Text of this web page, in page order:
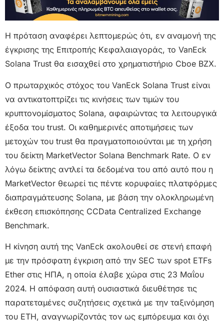
Η πρόταση αναφέρει λεπτομερώς ότι, εν αναμονή της
έγκρισης της Επιτροπής Κεφαλαιαγοράς, το VanEck
Solana Trust θα εισαχθεί στο χρηματιστήριο Cboe BZX.
Ο πρωταρχικός στόχος του VanEck Solana Trust είναι
να αντικατοπτρίζει τις κινήσεις των τιμών του
κρυπτονομίσματος Solana, αφαιρώντας τα λειτουργικά
έξοδα του trust. Οι καθημερινές αποτιμήσεις των
μετοχών του trust θα πραγματοποιούνται με τη χρήση
του δείκτη MarketVector Solana Benchmark Rate. Ο εν
λόγω δείκτης αντλεί τα δεδομένα του από αυτό που η
MarketVector θεωρεί τις πέντε κορυφαίες πλατφόρμες
διαπραγμάτευσης Solana, με βάση την ολοκληρωμένη
έκθεση επισκόπησης CCData Centralized Exchange
Benchmark.
Η κίνηση αυτή της VanEck ακολουθεί σε στενή επαφή
με την πρόσφατη έγκριση από την SEC των spot ETFs
Ether στις ΗΠΑ, η οποία έλαβε χώρα στις 23 Μαΐου
2024. Η απόφαση αυτή ουσιαστικά διευθέτησε τις
παρατεταμένες συζητήσεις σχετικά με την ταξινόμηση
του ETH, αναγνωρίζοντάς τον ως εμπόρευμα και όχι